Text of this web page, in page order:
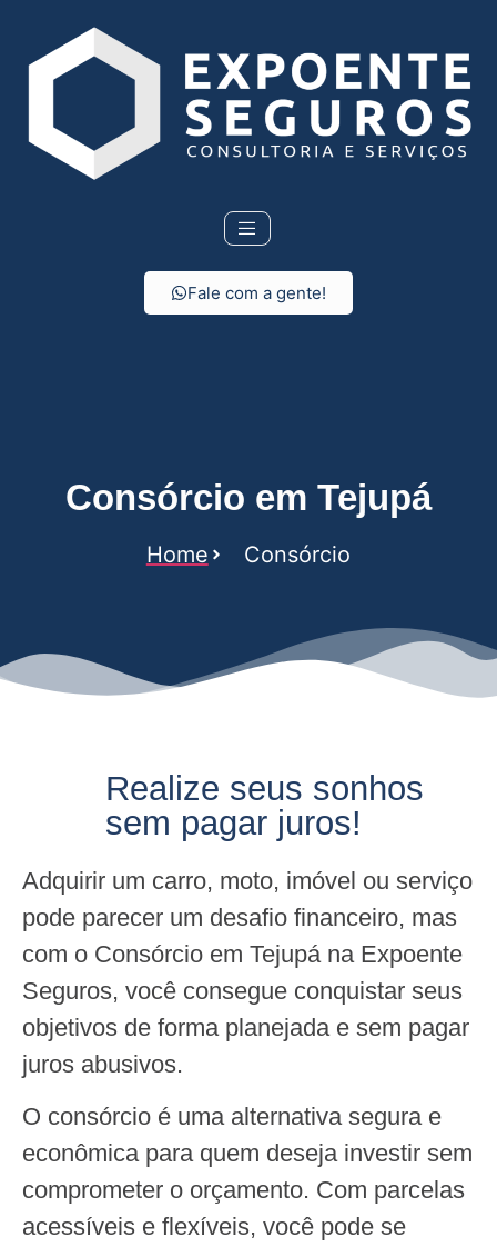
Fale com a gente!
Consórcio em Tejupá
Home Consórcio
Realize seus sonhos
sem pagar juros!
Adquirir um carro, moto, imóvel ou serviço
pode parecer um desafio financeiro, mas
com o Consórcio em Tejupá na Expoente
Seguros, você consegue conquistar seus
objetivos de forma planejada e sem pagar
juros abusivos.
O consórcio é uma alternativa segura e
econômica para quem deseja investir sem
comprometer o orçamento. Com parcelas
acessíveis e flexíveis, você pode se